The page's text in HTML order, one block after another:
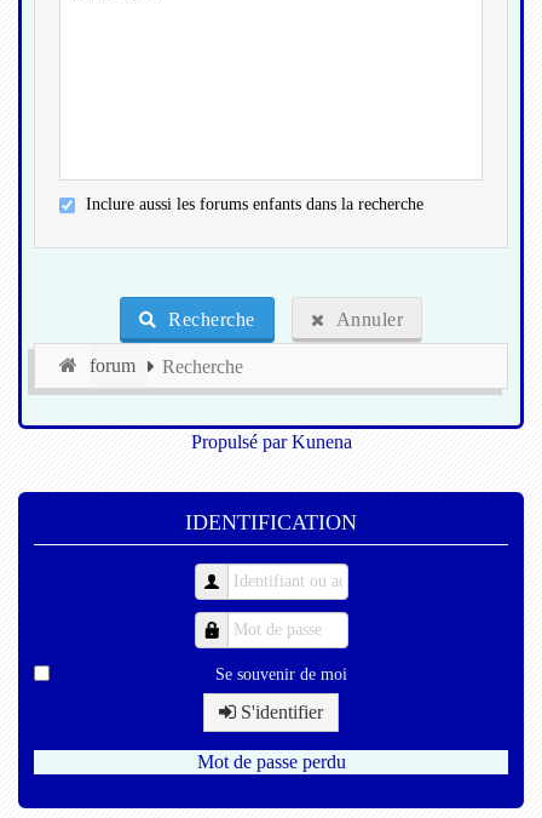
Inclure aussi les forums enfants dans la recherche
Recherche Annuler
forum Recherche
Propulsé parKunena
IDENTIFICATION
Se souvenir de moi
S'identifier
Mot de passe perdu